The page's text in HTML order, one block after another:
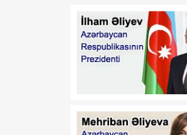
Özçubukçu: Yaşıl enerji
diplomatiyası
Azərbaycanın geosiyasi
çəkisini daha da artırır
Altı ayda Səngəçal
barel neft və kondensat
ixrac edilib